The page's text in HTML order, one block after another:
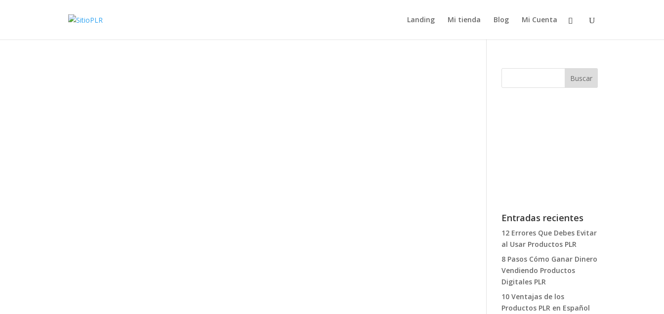
Landing Mi tienda Blog Mi Cuenta
Entradas recientes
12 Errores Que Debes Evitar
al Usar Productos PLR
8 Pasos Cómo Ganar Dinero
Vendiendo Productos
Digitales PLR
10 Ventajas de los
Productos PLR en Español